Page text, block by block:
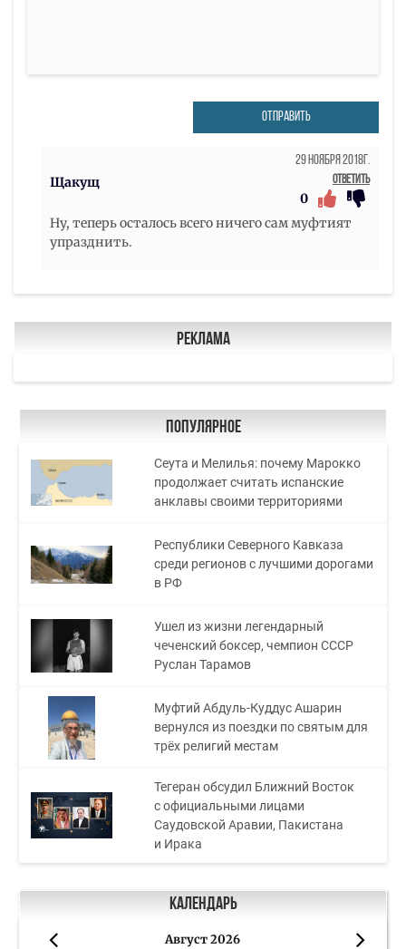
ОТПРАВИТЬ
Щакущ
29 Ноября 2018г.
Ответить
0
Ну, теперь осталось всего ничего сам муфтият
упразднить.
Реклама
Популярное
Сеута и Мелилья: почему Марокко
продолжает считать испанские
анклавы своими территориями
Республики Северного Кавказа
среди регионов с лучшими дорогами
в РФ
Ушел из жизни легендарный
чеченский боксер, чемпион СССР
Руслан Тарамов
Муфтий Абдуль-Куддус Ашарин
вернулся из поездки по святым для
трёх религий местам
Тегеран обсудил Ближний Восток
с официальными лицами
Саудовской Аравии, Пакистана
и Ирака
Календарь
Август 2026